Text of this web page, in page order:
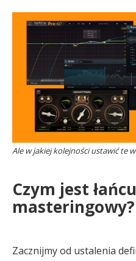
Ale w jakiej kolejności ustawić te
Czym jest
masteringowy?
Zacznijmy od ustalenia